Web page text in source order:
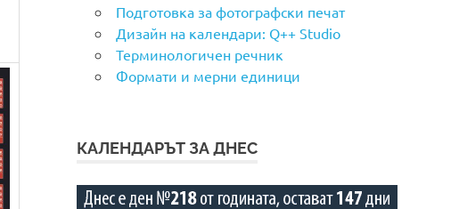
Подготовка за фотографски печат
Дизайн на календари: Q++ Studio
Терминологичен речник
Формати и мерни единици
КАЛЕНДАРЪТ ЗА ДНЕС